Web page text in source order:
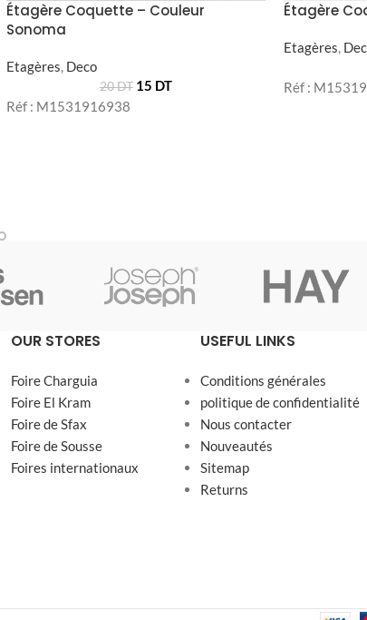
Étagère Coquette – Couleur
Sonoma
Etagères, Deco
20DT 15 DT
Réf : M1531916938
Étagère
Etagères,
Réf :
OUR STORES
Foire Charguia
Foire El Kram
Foire de Sfax
Foire de Sousse
Foires internationaux
USEFUL LINKS
Conditions générales
politique de confidentialité
Nous contacter
Nouveautés
Sitemap
Returns